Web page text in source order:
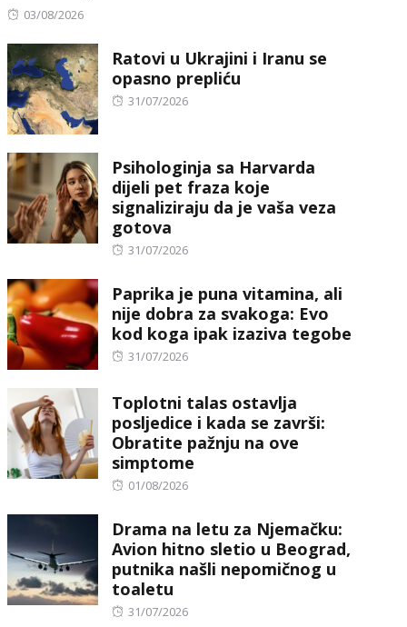
Posted
03/08/2026
Ratovi u Ukrajini i Iranu se
opasno prepliću
Posted
31/07/2026
Psihologinja sa Harvarda
dijeli pet fraza koje
signaliziraju da je vaša veza
gotova
Posted
31/07/2026
Paprika je puna vitamina, ali
nije dobra za svakoga: Evo
kod koga ipak izaziva tegobe
Posted
31/07/2026
Toplotni talas ostavlja
posljedice i kada se završi:
Obratite pažnju na ove
simptome
Posted
01/08/2026
Drama na letu za Njemačku:
Avion hitno sletio u Beograd,
putnika našli nepomičnog u
toaletu
Posted
31/07/2026